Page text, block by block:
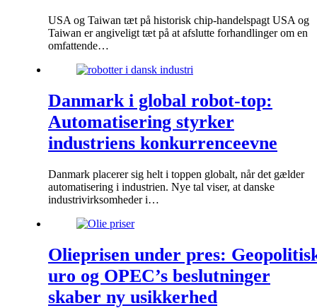
USA og Taiwan tæt på historisk chip-handelspagt USA og
Taiwan er angiveligt tæt på at afslutte forhandlinger om en
omfattende…
Danmark i global robot-top:
Automatisering styrker
industriens konkurrenceevne
Danmark placerer sig helt i toppen globalt, når det gælder
automatisering i industrien. Nye tal viser, at danske
industrivirksomheder i…
Olieprisen under pres:
uro og OPEC’s beslutninger
skaber ny usikkerhed